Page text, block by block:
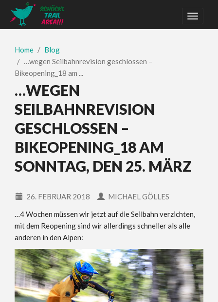
Home
Blog
…wegen Seilbahnrevision geschlossen –
Bikeopening_18 am ...
…WEGEN
SEILBAHNREVISION
GESCHLOSSEN –
BIKEOPENING_18 AM
SONNTAG, DEN 25. MÄRZ
26. FEBRUAR 2018
MICHAEL GÖLLES
…4 Wochen müssen wir jetzt auf die Seilbahn verzichten,
mit dem Reopening sind wir allerdings schneller als alle
anderen in den Alpen: